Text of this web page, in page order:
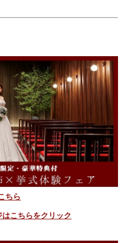
ちら
はこちらをクリック